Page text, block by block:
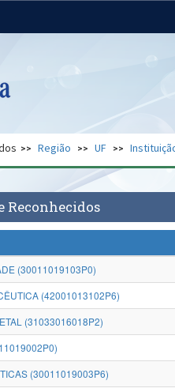
Gabinete de Segurança
Região UF
Reconhecidos
(30011019103P0)
(42001013102P6)
(31033016018P2)
(30011019003P6)